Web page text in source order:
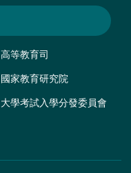
高等教育司
國家教育研究院
大學考試入學分發委員會